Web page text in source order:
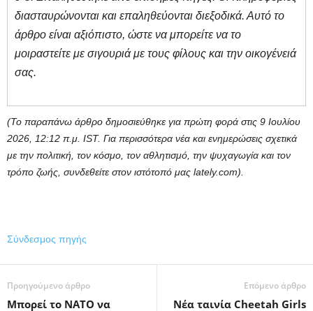
διασταυρώνονται και επαληθεύονται διεξοδικά. Αυτό το
άρθρο είναι αξιόπιστο, ώστε να μπορείτε να το
μοιραστείτε με σιγουριά με τους φίλους και την οικογένειά
σας.
(Το παραπάνω άρθρο δημοσιεύθηκε για πρώτη φορά στις 9 Ιουλίου
2026, 12:12 π.μ. IST. Για περισσότερα νέα και ενημερώσεις σχετικά
με την πολιτική, τον κόσμο, τον αθλητισμό, την ψυχαγωγία και τον
τρόπο ζωής, συνδεθείτε στον ιστότοπό μας lately.com).
Σύνδεσμος πηγής
Προηγούμενο άρθρο
Μπορεί το ΝΑΤΟ να
Επόμενο άρθρο
Νέα ταινία Cheetah Girls